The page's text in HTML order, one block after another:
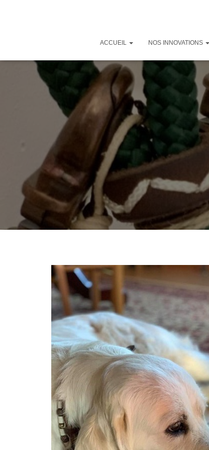
ACCUEIL NOS INNOVATIONS